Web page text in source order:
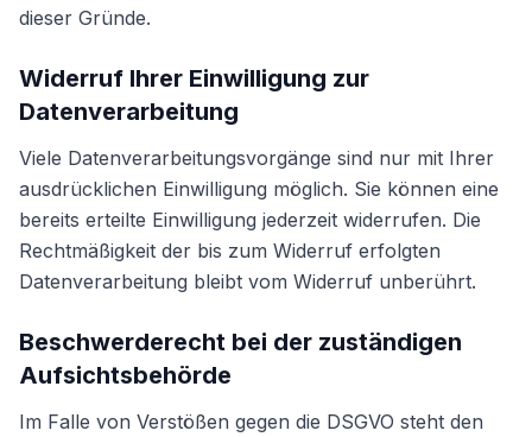
dieser Gründe.
Widerruf Ihrer Einwilligung zur
Datenverarbeitung
Viele Datenverarbeitungsvorgänge sind nur mit Ihrer
ausdrücklichen Einwilligung möglich. Sie können eine
bereits erteilte Einwilligung jederzeit widerrufen. Die
Rechtmäßigkeit der bis zum Widerruf erfolgten
Datenverarbeitung bleibt vom Widerruf unberührt.
Beschwerderecht bei der zuständigen
Aufsichtsbehörde
Im Falle von Verstößen gegen die DSGVO steht den